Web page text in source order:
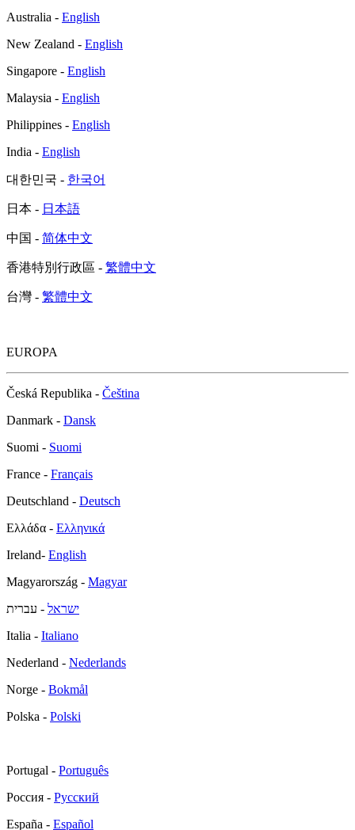
Australia - English
New Zealand - English
Singapore - English
Malaysia - English
Philippines - English
India - English
대한민국 - 한국어
日本 - 日本語
中国 - 简体中文
香港特別行政區 - 繁體中文
台灣 - 繁體中文
EUROPA
Česká Republika - Čeština
Danmark - Dansk
Suomi - Suomi
France - Français
Deutschland - Deutsch
Ελλάδα - Ελληνικά
Ireland- English
Magyarország - Magyar
ישראל - עברית
Italia - Italiano
Nederland - Nederlands
Norge - Bokmål
Polska - Polski
Portugal - Português
Россия - Русский
España - Español